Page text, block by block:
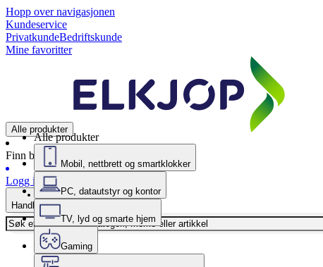
Hopp over navigasjonen
Kundeservice
PrivatkundeBedriftskunde
Mine favoritter
Alle produkter
Finn butikk
Logg inn
Handlekurv
Alle produkter
Mobil, nettbrett og smartklokker
PC, datautstyr og kontor
TV, lyd og smarte hjem
Gaming